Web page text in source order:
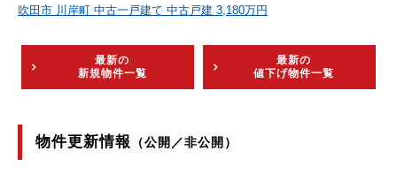
吹田市 川岸町 中古一戸建て 中古戸建 3,180万円
最新の
新規物件一覧
最新の
値下げ物件一覧
物件更新情報 （公開／非公開）